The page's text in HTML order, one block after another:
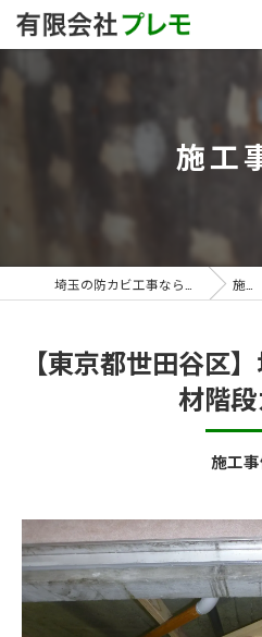
施工
施工事例
施工
【東京都世田谷区
材階